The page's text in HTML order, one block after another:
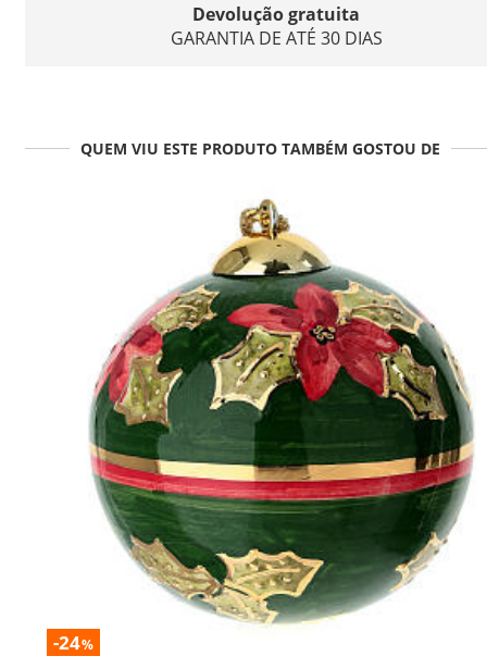
Devolução gratuita
GARANTIA DE ATÉ 30 DIAS
QUEM VIU ESTE PRODUTO TAMBÉM GOSTOU DE
-24%